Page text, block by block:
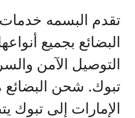
تقدم البسمه
البضائع بجميع
التوصيل الآمن
تبوك. شحن
الإمارات إلى تبوك